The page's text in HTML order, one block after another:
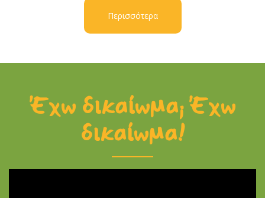
Περισσότερα
Έχω δικαίωμα; Έχω
δικαίωμα!